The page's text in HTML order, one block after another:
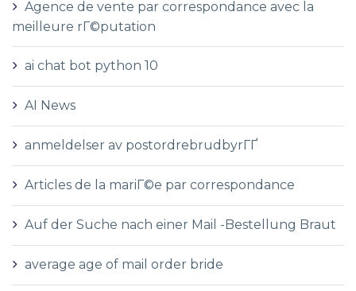
Agence de vente par correspondance avec la
meilleure rГ©putation
ai chat bot python 10
AI News
anmeldelser av postordrebrudbyrГҐ
Articles de la mariГ©e par correspondance
Auf der Suche nach einer Mail -Bestellung Braut
average age of mail order bride